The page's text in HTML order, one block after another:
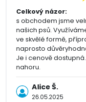
Celkový názor:
s obchodem jsme
našich psů.
ve skvělé formě,
naprosto
Je i cenově
nahoru.
Alice Š.
26.05.2025